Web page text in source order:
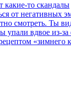
какие-то скандалы
от негативных
смотреть. Ты
упали вдвое из-за